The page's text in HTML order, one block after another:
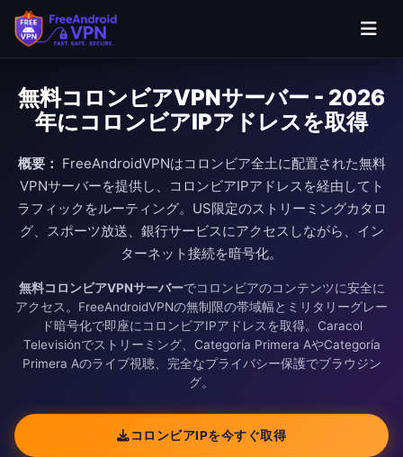
無料コロンビアVPNサーバー - 2026
年にコロンビアIPアドレスを取得
概要： FreeAndroidVPNはコロンビア全土に配置された無料
VPNサーバーを提供し、コロンビアIPアドレスを経由してト
ラフィックをルーティング。US限定のストリーミングカタロ
グ、スポーツ放送、銀行サービスにアクセスしながら、イン
ターネット接続を暗号化。
無料コロンビアVPNサーバーでコロンビアのコンテンツに安全に
アクセス。FreeAndroidVPNの無制限の帯域幅とミリタリーグレー
ド暗号化で即座にコロンビアIPアドレスを取得。Caracol
Televisiónでストリーミング、Categoría Primera AやCategoría
Primera Aのライブ視聴、完全なプライバシー保護でブラウジン
グ。
コロンビアIPを今すぐ取得